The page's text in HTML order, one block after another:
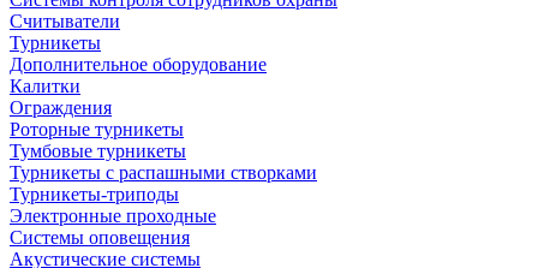
Считыватели
Турникеты
Дополнительное оборудование
Калитки
Ограждения
Роторные турникеты
Тумбовые турникеты
Турникеты с распашными створками
Турникеты-триподы
Электронные проходные
Системы оповещения
Акустические системы